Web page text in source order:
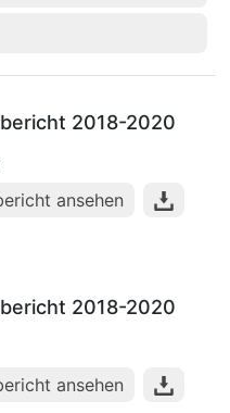
2018-2020
ansehen
2018-2020
ansehen